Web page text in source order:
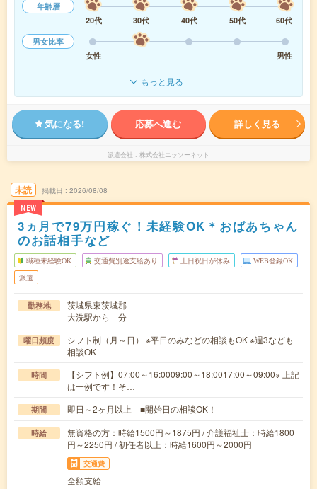
年齢層
20代
30代 40代 50代
60代
男女比率
女性
男性
もっと見る
気になる! 応募へ進む 詳しく見る
派遣会社 株式会社ニッソーネット
未読
NEW
掲載日 2026/08/08
3ヵ月で79万円稼ぐ！未経験OK＊おばあちゃん
のお話相手など
職種未経験OK 交通費別途支給あり 土日祝日が休み WEB登録OK
派遣
勤務地
茨城県東茨城郡
大洗駅から---分
曜日頻度
シフト制（月～日） ※平日のみなどの相談もOK ※週3なども
相談OK
時間
【シフト例】07:00～16:0009:00～18:0017:00～09:00※ 上記
は一例です！そ…
期間 即日～2ヶ月以上 ■開始日の相談OK！
時給
無資格の方：時給1500円～1875円 / 介護福祉士：時給1800
円～2250円 / 初任者以上：時給1600円～2000円
交通費
全額支給